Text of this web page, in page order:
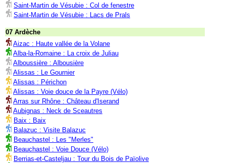
Saint-Martin de Vésubie : Col de fenestre
Saint-Martin de Vésubie : Lacs de Prals
07 Ardèche
Aizac : Haute vallée de la Volane
Alba-la-Romaine : La croix de Juliau
Alboussière : Albousière
Alissas : Le Gournier
Alissas : Périchon
Alissas : Voie douce de la Payre (Vélo)
Arras sur Rhône : Château d'Iserand
Aubignas : Neck de Sceautres
Baix : Baix
Balazuc : Visite Balazuc
Beauchastel : Les "Merles"
Beauchastel : Voie Douce (Vélo)
Berrias-et-Casteljau : Tour du Bois de Païolive